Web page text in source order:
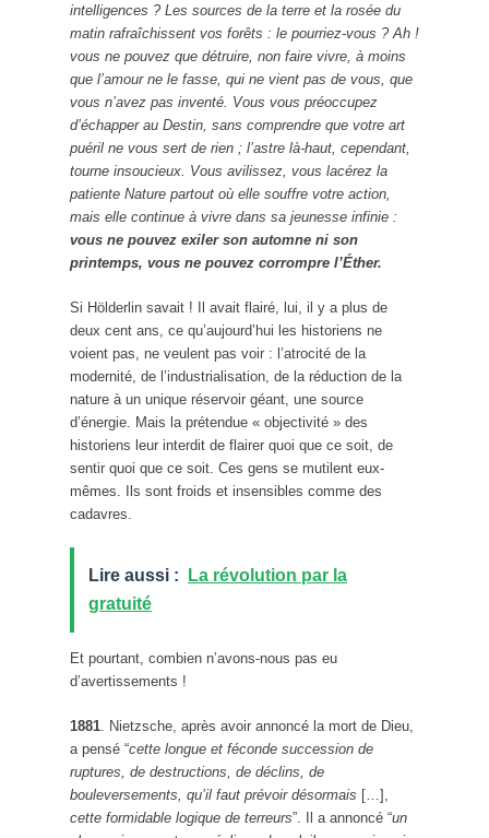
intelligences ? Les sources de la terre et la rosée du
matin rafraîchissent vos forêts : le pourriez-vous ? Ah !
vous ne pouvez que détruire, non faire vivre, à moins
que l’amour ne le fasse, qui ne vient pas de vous, que
vous n’avez pas inventé. Vous vous préoccupez
d’échapper au Destin, sans comprendre que votre art
puéril ne vous sert de rien ; l’astre là-haut, cependant,
tourne insoucieux. Vous avilissez, vous lacérez la
patiente Nature partout où elle souffre votre action,
mais elle continue à vivre dans sa jeunesse infinie :
vous ne pouvez exiler son automne ni son
printemps, vous ne pouvez corrompre l’Éther.
Si Hölderlin savait ! Il avait flairé, lui, il y a plus de
deux cent ans, ce qu’aujourd’hui les historiens ne
voient pas, ne veulent pas voir : l’atrocité de la
modernité, de l’industrialisation, de la réduction de la
nature à un unique réservoir géant, une source
d’énergie. Mais la prétendue « objectivité » des
historiens leur interdit de flairer quoi que ce soit, de
sentir quoi que ce soit. Ces gens se mutilent eux-
mêmes. Ils sont froids et insensibles comme des
cadavres.
Lire aussi :
La révolution par la
gratuité
Et pourtant, combien n’avons-nous pas eu
d’avertissements !
1881 . Nietzsche, après avoir annoncé la mort de Dieu,
a pensé “cette longue et féconde succession de
ruptures, de destructions, de déclins, de
bouleversements, qu’il faut prévoir désormais […],
cette formidable logique de terreurs”. Il a annoncé “un